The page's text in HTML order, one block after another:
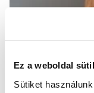
Ez a weboldal
Sütiket